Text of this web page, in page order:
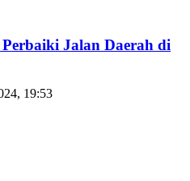
Jalan Daerah di
19:53